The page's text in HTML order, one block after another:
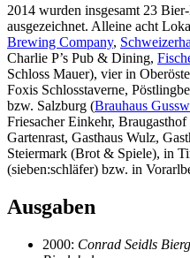
2014 wurden insgesamt 23
ausgezeichnet. Alleine acht
Brewing Company,
Charlie P’s Pub & Dining,
Schloss Mauer), vier in
Foxis Schlosstaverne,
bzw. Salzburg (Brauhaus
Friesacher Einkehr,
Gartenrast, Gasthaus Wulz,
Steiermark (Brot & Spiele), in
(sieben:schläfer) bzw. in
Ausgaben
2000: Conrad Seidls